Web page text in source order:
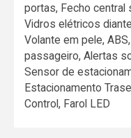
portas, Fecho central
Vidros elétricos
Volante em pele,
passageiro, Alertas
Sensor de
Estacionamento
Control, Farol LED